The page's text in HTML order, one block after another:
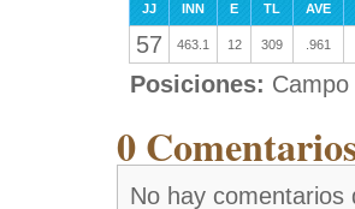
JJ INN E TL AVE
57 463.1 12 309 .961
Posiciones:
0
No hay comentarios